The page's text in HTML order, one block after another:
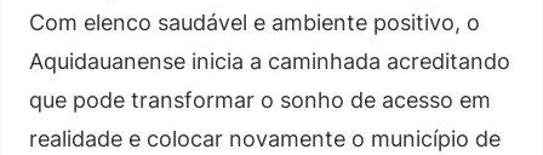
Com elenco saudável e ambiente positivo, o
Aquidauanense inicia a caminhada acreditando
que pode transformar o sonho de acesso em
realidade e colocar novamente o município de